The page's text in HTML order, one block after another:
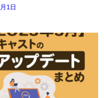
1日